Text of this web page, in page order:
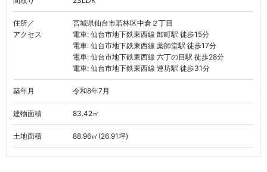
住所／
アクセス
宮城県仙台市若林区中倉２丁目
電車: 仙台市地下鉄東西線 卸町駅 徒歩15分
電車: 仙台市地下鉄東西線 薬師堂駅 徒歩17分
電車: 仙台市地下鉄東西線 六丁の目駅 徒歩28分
電車: 仙台市地下鉄東西線 連坊駅 徒歩31分
築年月 令和8年7月
建物面積 83.42㎡
土地面積 88.96㎡(26.91坪)